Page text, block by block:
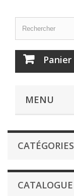
Panier
MENU
CATÉGORIES
CATALOGUE